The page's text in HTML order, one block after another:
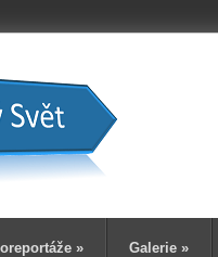
» Galerie »